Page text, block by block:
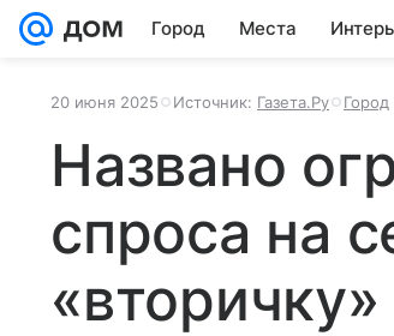
Город Места
20 июня 2025 Источник: Газета.Ру Город
Названо
спроса на
«вторичку»